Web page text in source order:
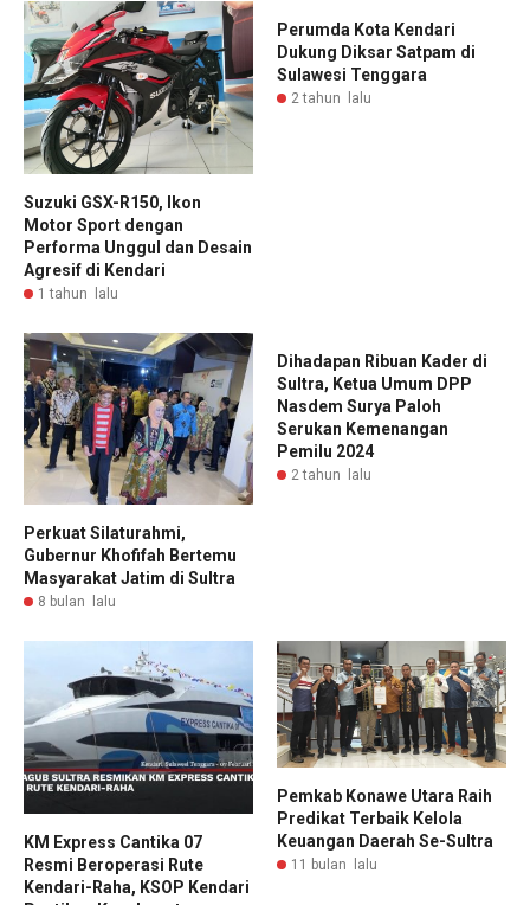
Suzuki GSX-R150, Ikon
Motor Sport dengan
Performa Unggul dan Desain
Agresif di Kendari
1 tahun lalu
Perumda Kota Kendari
Dukung Diksar Satpam di
Sulawesi Tenggara
2 tahun lalu
Perkuat Silaturahmi,
Gubernur Khofifah Bertemu
Masyarakat Jatim di Sultra
8 bulan lalu
Dihadapan Ribuan Kader di
Sultra, Ketua Umum DPP
Nasdem Surya Paloh
Serukan Kemenangan
Pemilu 2024
2 tahun lalu
KM Express Cantika 07
Resmi Beroperasi Rute
Kendari-Raha, KSOP Kendari
Pemkab Konawe Utara Raih
Predikat Terbaik Kelola
Keuangan Daerah Se-Sultra
11 bulan lalu